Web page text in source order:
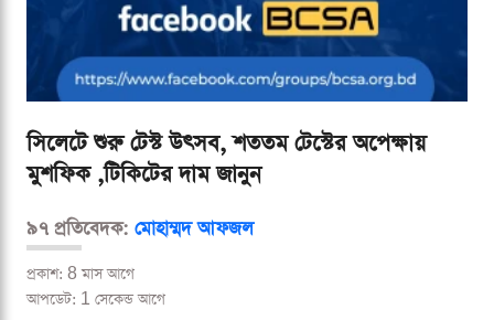
সিলেটে শুরু টেস্ট উৎসব, শততম টেস্টের অপেক্ষায়
মুশফিক ,টিকিটের দাম জানুন
৯৭ প্রতিবেদক: মোহাম্মদ আফজল
প্রকাশ: 8 মাস আগে
আপডেট: 1 সেকেন্ড আগে